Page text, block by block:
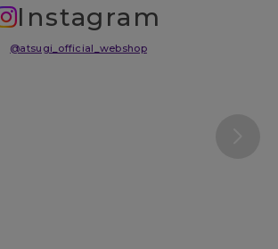
Instagram
@atsugi_official_webshop